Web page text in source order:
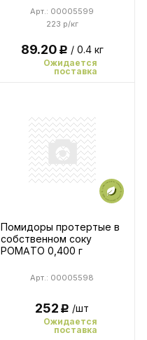
223 р/кг
Арт.: 00005599
89.20Р / 0.4 кг
Ожидается
поставка
Помидоры протертые в
собственном соку
POMATO 0,400 г
Арт.: 00005598
252Р /шт
Ожидается
поставка